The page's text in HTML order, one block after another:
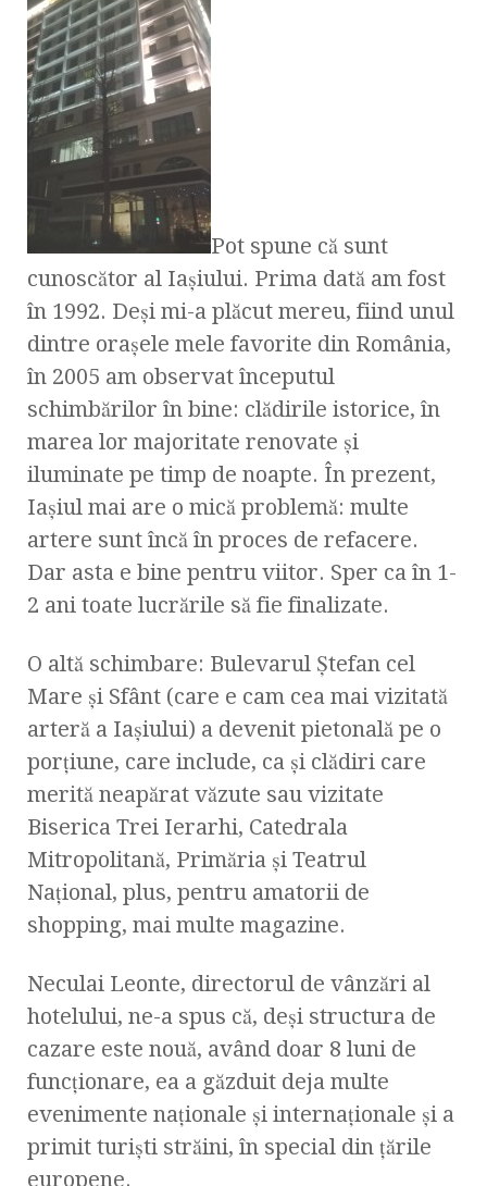
Pot spune că sunt
cunoscător al Iaşiului. Prima dată am fost
în 1992. Deşi mi-a plăcut mereu, fiind unul
dintre oraşele mele favorite din România,
în 2005 am observat începutul
schimbărilor în bine: clădirile istorice, în
marea lor majoritate renovate şi
iluminate pe timp de noapte. În prezent,
Iaşiul mai are o mică problemă: multe
artere sunt încă în proces de refacere.
Dar asta e bine pentru viitor. Sper ca în 1-
2 ani toate lucrările să fie finalizate.
O altă schimbare: Bulevarul Ştefan cel
Mare şi Sfânt (care e cam cea mai vizitată
arteră a Iaşiului) a devenit pietonală pe o
porţiune, care include, ca şi clădiri care
merită neapărat văzute sau vizitate
Biserica Trei Ierarhi, Catedrala
Mitropolitană, Primăria şi Teatrul
Naţional, plus, pentru amatorii de
shopping, mai multe magazine.
Neculai Leonte, directorul de vânzări al
hotelului, ne-a spus că, deşi structura de
cazare este nouă, având doar 8 luni de
funcţionare, ea a găzduit deja multe
evenimente naţionale şi internaţionale şi a
primit turişti străini, în special din ţările
europene.